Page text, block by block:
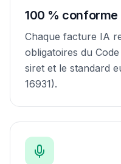
100 %
Chaque facture IA
obligatoires du
siret et le standard
16931).